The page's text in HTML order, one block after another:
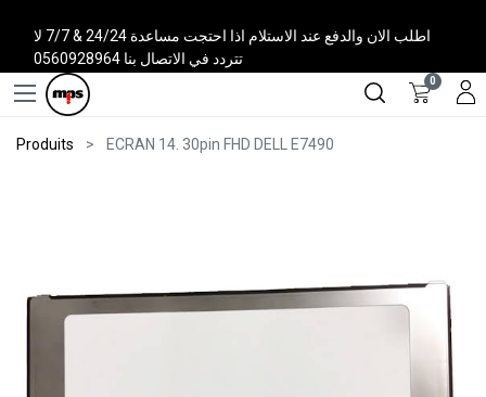
اطلب الان والدفع عند الاستلام اذا احتجت مساعدة 24/24 & 7/7 لا
تتردد في الاتصال بنا 0560928964
0
Produits ECRAN 14. 30pin FHD DELL E7490